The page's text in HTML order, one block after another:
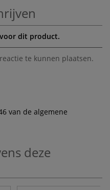
dit product.
te kunnen plaatsen.
van de algemene
deze